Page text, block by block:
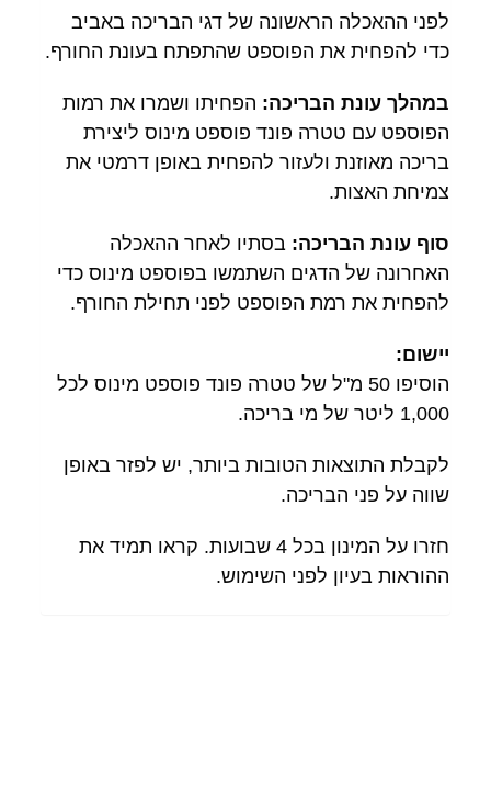
לפני ההאכלה הראשונה של דגי הבריכה באביב
כדי להפחית את הפוספט שהתפתח בעונת החורף.
במהלך עונת הבריכה: הפחיתו ושמרו את רמות
הפוספט עם טטרה פונד פוספט מינוס ליצירת
בריכה מאוזנת ולעזור להפחית באופן דרמטי את
צמיחת האצות.
סוף עונת הבריכה: בסתיו לאחר ההאכלה
האחרונה של הדגים השתמשו בפוספט מינוס כדי
להפחית את רמת הפוספט לפני תחילת החורף.
יישום:
הוסיפו 50 מ"ל של טטרה פונד פוספט מינוס לכל
1,000 ליטר של מי בריכה.
לקבלת התוצאות הטובות ביותר, יש לפזר באופן
שווה על פני הבריכה.
חזרו על המינון בכל 4 שבועות. קראו תמיד את
ההוראות בעיון לפני השימוש.